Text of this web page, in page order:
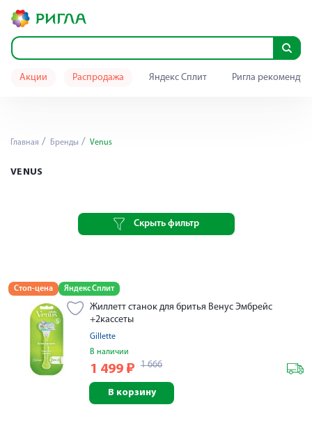
Акции Распродажа Яндекс Сплит Ригла
Главная Бренды Venus
VENUS
Скрыть фильтр
Стоп-цена Яндекс Сплит
Жиллетт станок для бритья Венус Эмбрейс
+2кассеты
Gillette
В наличии
1 499 ₽ 1 666
В корзину